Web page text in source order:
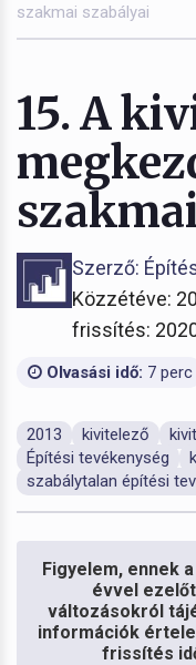
szakmai szabályai
15. A
Szerző:
Közzétéve:
frissítés:
Olvasási idő: 7 perc
2013 kivitelező
Építési tevékenység
szabálytalan építési
Figyelem, ennek
évvel
változásokról
információk
frissítés